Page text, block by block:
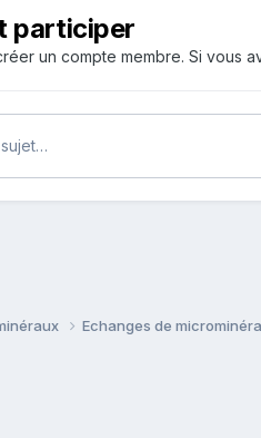
participer
un compte membre. Si vous
Echanges de